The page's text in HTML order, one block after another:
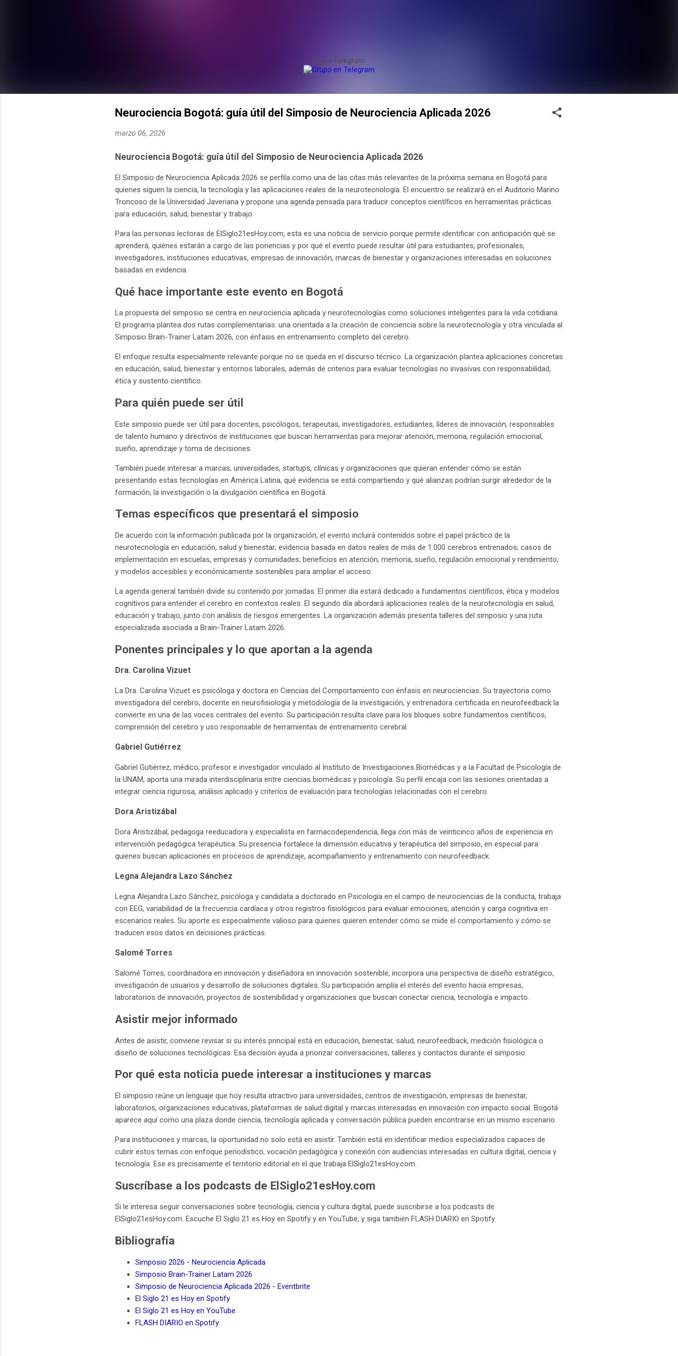
Grupo Telegram:
Neurociencia Bogotá: guía útil del Simposio de Neurociencia Aplicada 2026
marzo 06, 2026
Neurociencia Bogotá: guía útil del Simposio de Neurociencia Aplicada 2026
El Simposio de Neurociencia Aplicada 2026 se perfila como una de las citas más relevantes de la próxima semana en Bogotá para
quienes siguen la ciencia, la tecnología y las aplicaciones reales de la neurotecnología. El encuentro se realizará en el Auditorio Marino
Troncoso de la Universidad Javeriana y propone una agenda pensada para traducir conceptos científicos en herramientas prácticas
para educación, salud, bienestar y trabajo.
Para las personas lectoras de ElSiglo21esHoy.com, esta es una noticia de servicio porque permite identificar con anticipación qué se
aprenderá, quiénes estarán a cargo de las ponencias y por qué el evento puede resultar útil para estudiantes, profesionales,
investigadores, instituciones educativas, empresas de innovación, marcas de bienestar y organizaciones interesadas en soluciones
basadas en evidencia.
Qué hace importante este evento en Bogotá
La propuesta del simposio se centra en neurociencia aplicada y neurotecnologías como soluciones inteligentes para la vida cotidiana.
El programa plantea dos rutas complementarias: una orientada a la creación de conciencia sobre la neurotecnología y otra vinculada al
Simposio Brain-Trainer Latam 2026, con énfasis en entrenamiento completo del cerebro.
El enfoque resulta especialmente relevante porque no se queda en el discurso técnico. La organización plantea aplicaciones concretas
en educación, salud, bienestar y entornos laborales, además de criterios para evaluar tecnologías no invasivas con responsabilidad,
ética y sustento científico.
Para quién puede ser útil
Este simposio puede ser útil para docentes, psicólogos, terapeutas, investigadores, estudiantes, líderes de innovación, responsables
de talento humano y directivos de instituciones que buscan herramientas para mejorar atención, memoria, regulación emocional,
sueño, aprendizaje y toma de decisiones.
También puede interesar a marcas, universidades, startups, clínicas y organizaciones que quieran entender cómo se están
presentando estas tecnologías en América Latina, qué evidencia se está compartiendo y qué alianzas podrían surgir alrededor de la
formación, la investigación o la divulgación científica en Bogotá.
Temas específicos que presentará el simposio
De acuerdo con la información publicada por la organización, el evento incluirá contenidos sobre el papel práctico de la
neurotecnología en educación, salud y bienestar; evidencia basada en datos reales de más de 1.000 cerebros entrenados; casos de
implementación en escuelas, empresas y comunidades; beneficios en atención, memoria, sueño, regulación emocional y rendimiento;
y modelos accesibles y económicamente sostenibles para ampliar el acceso.
La agenda general también divide su contenido por jornadas. El primer día estará dedicado a fundamentos científicos, ética y modelos
cognitivos para entender el cerebro en contextos reales. El segundo día abordará aplicaciones reales de la neurotecnología en salud,
educación y trabajo, junto con análisis de riesgos emergentes. La organización además presenta talleres del simposio y una ruta
especializada asociada a Brain-Trainer Latam 2026.
Ponentes principales y lo que aportan a la agenda
Dra. Carolina Vizuet
La Dra. Carolina Vizuet es psicóloga y doctora en Ciencias del Comportamiento con énfasis en neurociencias. Su trayectoria como
investigadora del cerebro, docente en neurofisiología y metodología de la investigación, y entrenadora certificada en neurofeedback la
convierte en una de las voces centrales del evento. Su participación resulta clave para los bloques sobre fundamentos científicos,
comprensión del cerebro y uso responsable de herramientas de entrenamiento cerebral.
Gabriel Gutiérrez
Gabriel Gutiérrez, médico, profesor e investigador vinculado al Instituto de Investigaciones Biomédicas y a la Facultad de Psicología de
la UNAM, aporta una mirada interdisciplinaria entre ciencias biomédicas y psicología. Su perfil encaja con las sesiones orientadas a
integrar ciencia rigurosa, análisis aplicado y criterios de evaluación para tecnologías relacionadas con el cerebro.
Dora Aristizábal
Dora Aristizábal, pedagoga reeducadora y especialista en farmacodependencia, llega con más de veinticinco años de experiencia en
intervención pedagógica terapéutica. Su presencia fortalece la dimensión educativa y terapéutica del simposio, en especial para
quienes buscan aplicaciones en procesos de aprendizaje, acompañamiento y entrenamiento con neurofeedback.
Legna Alejandra Lazo Sánchez
Legna Alejandra Lazo Sánchez, psicóloga y candidata a doctorado en Psicología en el campo de neurociencias de la conducta, trabaja
con EEG, variabilidad de la frecuencia cardíaca y otros registros fisiológicos para evaluar emociones, atención y carga cognitiva en
escenarios reales. Su aporte es especialmente valioso para quienes quieren entender cómo se mide el comportamiento y cómo se
traducen esos datos en decisiones prácticas.
Salomé Torres
Salomé Torres, coordinadora en innovación y diseñadora en innovación sostenible, incorpora una perspectiva de diseño estratégico,
investigación de usuarios y desarrollo de soluciones digitales. Su participación amplía el interés del evento hacia empresas,
laboratorios de innovación, proyectos de sostenibilidad y organizaciones que buscan conectar ciencia, tecnología e impacto.
Asistir mejor informado
Antes de asistir, conviene revisar si su interés principal está en educación, bienestar, salud, neurofeedback, medición fisiológica o
diseño de soluciones tecnológicas. Esa decisión ayuda a priorizar conversaciones, talleres y contactos durante el simposio.
Por qué esta noticia puede interesar a instituciones y marcas
El simposio reúne un lenguaje que hoy resulta atractivo para universidades, centros de investigación, empresas de bienestar,
laboratorios, organizaciones educativas, plataformas de salud digital y marcas interesadas en innovación con impacto social. Bogotá
aparece aquí como una plaza donde ciencia, tecnología aplicada y conversación pública pueden encontrarse en un mismo escenario.
Para instituciones y marcas, la oportunidad no solo está en asistir. También está en identificar medios especializados capaces de
cubrir estos temas con enfoque periodístico, vocación pedagógica y conexión con audiencias interesadas en cultura digital, ciencia y
tecnología. Ese es precisamente el territorio editorial en el que trabaja ElSiglo21esHoy.com.
Suscríbase a los podcasts de ElSiglo21esHoy.com
Si le interesa seguir conversaciones sobre tecnología, ciencia y cultura digital, puede suscribirse a los podcasts de
ElSiglo21esHoy.com. Escuche El Siglo 21 es Hoy en Spotify y en YouTube, y siga también FLASH DIARIO en Spotify.
Bibliografía
Simposio 2026 - Neurociencia Aplicada
Simposio Brain-Trainer Latam 2026
Simposio de Neurociencia Aplicada 2026 - Eventbrite
El Siglo 21 es Hoy en Spotify
El Siglo 21 es Hoy en YouTube
FLASH DIARIO en Spotify